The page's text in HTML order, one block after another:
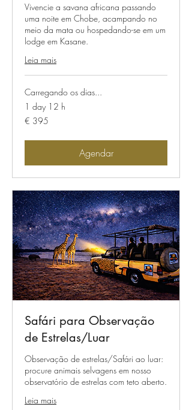
Vivencie a savana africana passando
uma noite em Chobe, acampando no
meio da mata ou hospedando-se em um
lodge em Kasane.
Leia mais
Carregando os dias...
1 day 12 h
395
Euros
€ 395
Agendar
Safári para Observação
de Estrelas/Luar
Observação de estrelas/Safári ao luar:
procure animais selvagens em nosso
observatório de estrelas com teto aberto.
Leia mais